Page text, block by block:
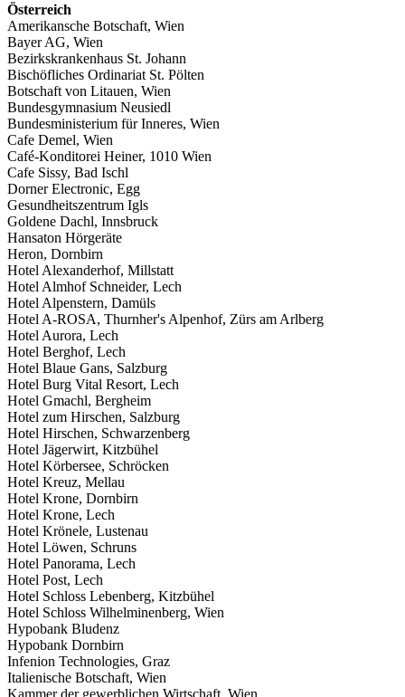
Österreich
Amerikansche Botschaft, Wien
Bayer AG, Wien
Bezirkskrankenhaus St. Johann
Bischöfliches Ordinariat St. Pölten
Botschaft von Litauen, Wien
Bundesgymnasium Neusiedl
Bundesministerium für Inneres, Wien
Cafe Demel, Wien
Café-Konditorei Heiner, 1010 Wien
Cafe Sissy, Bad Ischl
Dorner Electronic, Egg
Gesundheitszentrum Igls
Goldene Dachl, Innsbruck
Hansaton Hörgeräte
Heron, Dornbirn
Hotel Alexanderhof, Millstatt
Hotel Almhof Schneider, Lech
Hotel Alpenstern, Damüls
Hotel A-ROSA, Thurnher's Alpenhof, Zürs am Arlberg
Hotel Aurora, Lech
Hotel Berghof, Lech
Hotel Blaue Gans, Salzburg
Hotel Burg Vital Resort, Lech
Hotel Gmachl, Bergheim
Hotel zum Hirschen, Salzburg
Hotel Hirschen, Schwarzenberg
Hotel Jägerwirt, Kitzbühel
Hotel Körbersee, Schröcken
Hotel Kreuz, Mellau
Hotel Krone, Dornbirn
Hotel Krone, Lech
Hotel Krönele, Lustenau
Hotel Löwen, Schruns
Hotel Panorama, Lech
Hotel Post, Lech
Hotel Schloss Lebenberg, Kitzbühel
Hotel Schloss Wilhelminenberg, Wien
Hypobank Bludenz
Hypobank Dornbirn
Infenion Technologies, Graz
Italienische Botschaft, Wien
Kammer der gewerblichen Wirtschaft, Wien